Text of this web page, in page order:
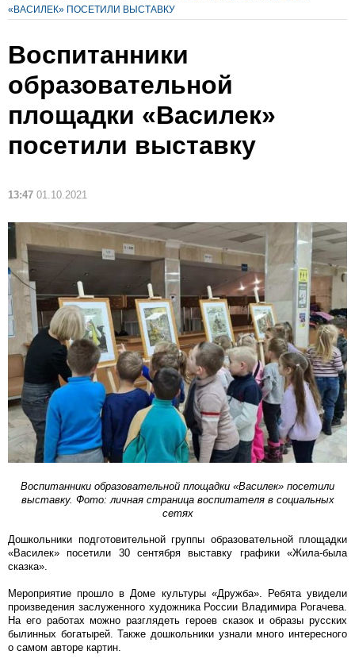
«ВАСИЛЕК» ПОСЕТИЛИ ВЫСТАВКУ
Воспитанники
образовательной
площадки «Василек»
посетили выставку
13:47 01.10.2021
Воспитанники образовательной площадки «Василек» посетили
выставку. Фото: личная страница воспитателя в социальных
сетях
Дошкольники подготовительной группы образовательной площадки
«Василек» посетили 30 сентября выставку графики «Жила-была
сказка».
Мероприятие прошло в Доме культуры «Дружба». Ребята увидели
произведения заслуженного художника России Владимира Рогачева.
На его работах можно разглядеть героев сказок и образы русских
былинных богатырей. Также дошкольники узнали много интересного
о самом авторе картин.